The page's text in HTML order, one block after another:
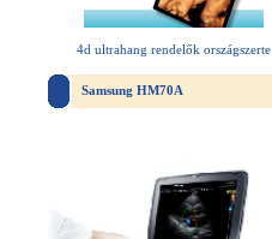
4d ultrahang rendelők országszerte
Samsung HM70A